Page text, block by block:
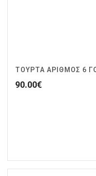
ΤΟΥΡΤΑ ΑΡΙΘΜΟΣ 6
90.00€